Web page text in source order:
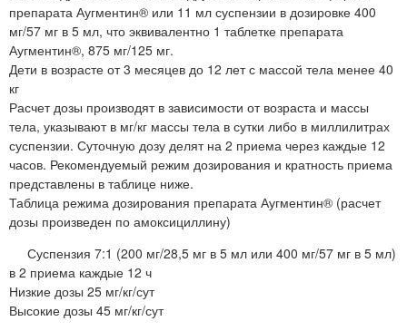
препарата Аугментин® или 11 мл суспензии в дозировке 400
мг/57 мг в 5 мл, что эквивалентно 1 таблетке препарата
Аугментин®, 875 мг/125 мг.
Дети в возрасте от 3 месяцев до 12 лет с массой тела менее 40
кг
Расчет дозы производят в зависимости от возраста и массы
тела, указывают в мг/кг массы тела в сутки либо в миллилитрах
суспензии. Суточную дозу делят на 2 приема через каждые 12
часов. Рекомендуемый режим дозирования и кратность приема
представлены в таблице ниже.
Таблица режима дозирования препарата Аугментин® (расчет
дозы произведен по амоксициллину)
Суспензия 7:1 (200 мг/28,5 мг в 5 мл или 400 мг/57 мг в 5 мл)
в 2 приема каждые 12 ч
Низкие дозы 25 мг/кг/сут
Высокие дозы 45 мг/кг/сут